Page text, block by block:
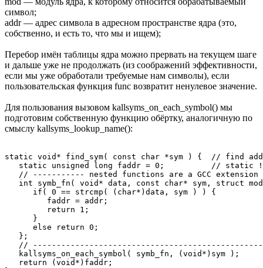
символ;
addr — адрес символа в адресном пространстве ядра (это,
собственно, и есть то, что мы и ищем);
Перебор имён таблицы ядра можно прервать на текущем шаге
и дальше уже не продолжать (из соображений эффективности,
если мы уже обработали требуемые нам символы), если
пользовательская функция func возвратит ненулевое значение.
Для пользования вызовом kallsyms_on_each_symbol() мы
подготовим собственную функцию обёртку, аналогичную по
смыслу kallsyms_lookup_name():
static void* find_sym( const char *sym ) {  // find
static unsigned long faddr = 0;          // static
// ----------- nested functions are a GCC
int symb_fn( void* data, const char* sym, struct
      if( 0 == strcmp( (char*)data, sym ) ) {
         faddr = addr;
         return 1;
      }
      else return 0;
   };
//
   kallsyms_on_each_symbol( symb_fn, (void*)sym );
   return (void*)faddr;